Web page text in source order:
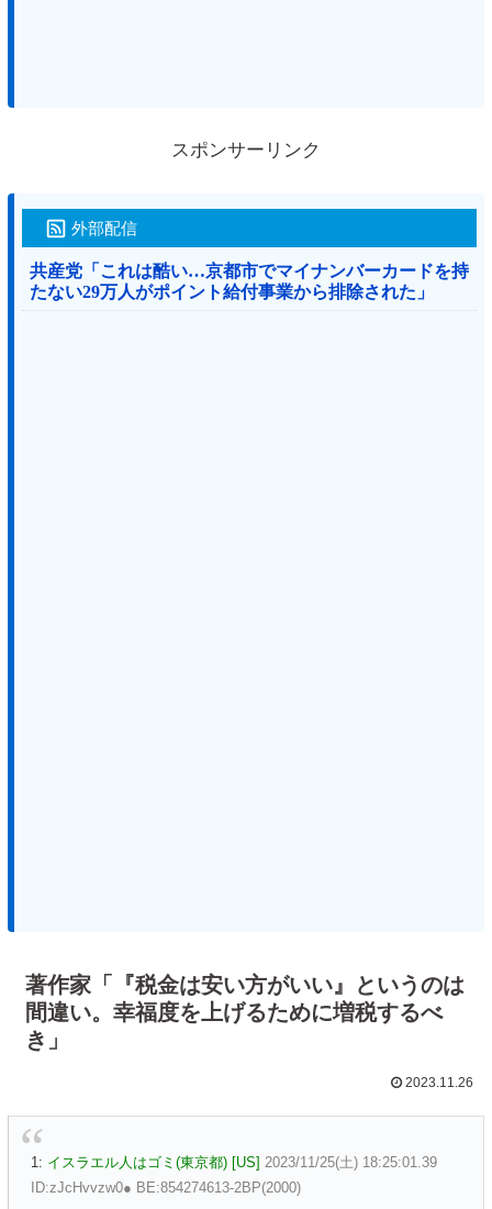
スポンサーリンク
外部配信
共産党「これは酷い…京都市でマイナンバーカードを持
たない29万人がポイント給付事業から排除された」
著作家「『税金は安い方がいい』というのは
間違い。幸福度を上げるために増税するべ
き」
2023.11.26
1: イスラエル人はゴミ(東京都) [US] 2023/11/25(土) 18:25:01.39
ID:zJcHvvzw0● BE:854274613-2BP(2000)